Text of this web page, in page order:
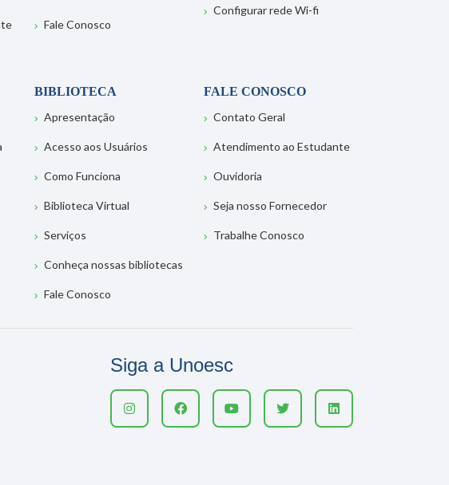
Fale Conosco
Configurar rede Wi-fi
BIBLIOTECA
Apresentação
Acesso aos Usuários
Como Funciona
Biblioteca Virtual
Serviços
Conheça nossas bibliotecas
Fale Conosco
FALE CONOSCO
Contato Geral
Atendimento ao Estudante
Ouvidoria
Seja nosso Fornecedor
Trabalhe Conosco
Siga a Unoesc